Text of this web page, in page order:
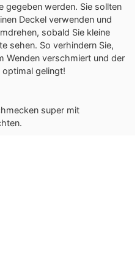
gegeben werden. Sie sollten
Deckel verwenden und
sobald Sie kleine
sehen. So verhindern Sie,
Wenden verschmiert und der
optimal gelingt!
super mit